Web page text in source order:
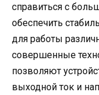
справиться с
обеспечить
для работы
совершенные
позволяют
выходной ток и